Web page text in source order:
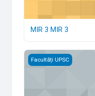
MIR 3 MIR 3
MIR 2 MIR 2.
Facultăți UPSC